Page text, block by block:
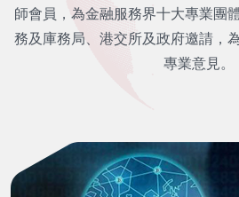
師會員，為金融服務界十大專業團
務及庫務局、港交所及政府邀請，
專業意見。